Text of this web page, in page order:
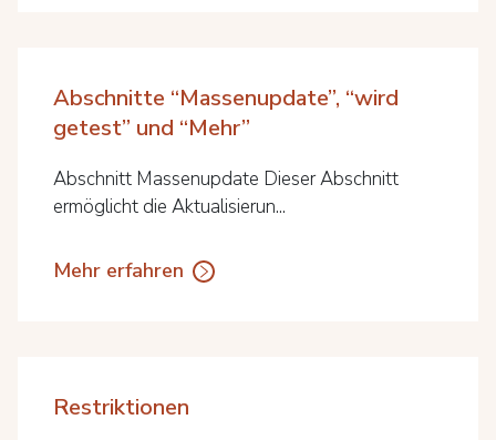
Abschnitte “Massenupdate”, “wird
getest” und “Mehr”
Abschnitt Massenupdate Dieser Abschnitt
ermöglicht die Aktualisierun...
Mehr erfahren
Restriktionen